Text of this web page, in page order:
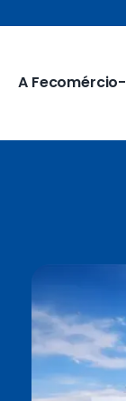
A